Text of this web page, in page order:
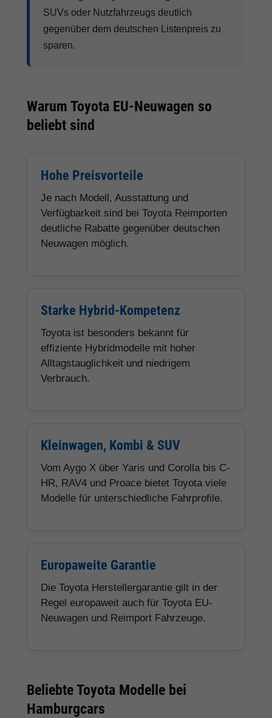
SUVs oder Nutzfahrzeugs deutlich
gegenüber dem deutschen Listenpreis zu
sparen.
Warum Toyota EU-Neuwagen so
beliebt sind
Hohe Preisvorteile
Je nach Modell, Ausstattung und
Verfügbarkeit sind bei Toyota Reimporten
deutliche Rabatte gegenüber deutschen
Neuwagen möglich.
Starke Hybrid-Kompetenz
Toyota ist besonders bekannt für
effiziente Hybridmodelle mit hoher
Alltagstauglichkeit und niedrigem
Verbrauch.
Kleinwagen, Kombi & SUV
Vom Aygo X über Yaris und Corolla bis C-
HR, RAV4 und Proace bietet Toyota viele
Modelle für unterschiedliche Fahrprofile.
Europaweite Garantie
Die Toyota Herstellergarantie gilt in der
Regel europaweit auch für Toyota EU-
Neuwagen und Reimport Fahrzeuge.
Beliebte Toyota Modelle bei
Hamburgcars